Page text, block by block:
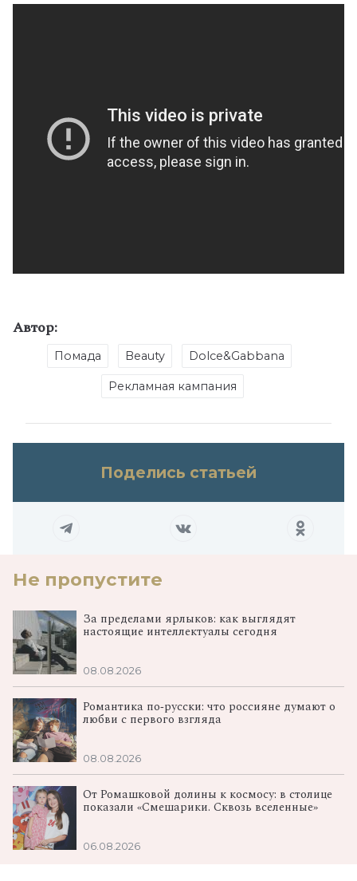
Автор:
Помада Beauty Dolce&Gabbana
Рекламная кампания
Поделись статьей
Не пропустите
За пределами ярлыков: как выглядят
настоящие интеллектуалы сегодня
08.08.2026
Романтика по‑русски: что россияне думают о
любви с первого взгляда
08.08.2026
От Ромашковой долины к космосу: в столице
показали «Смешарики. Сквозь вселенные»
06.08.2026